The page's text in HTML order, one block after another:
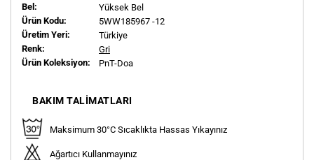
Bel:
Yüksek Bel
Ürün Kodu:
5WW185967 -12
Üretim Yeri:
Türkiye
Renk:
Gri
Ürün Koleksiyon:
PnT-Doa
BAKIM TALIMATLARI
Maksimum 30°C Sıcaklıkta Hassas Yıkayınız
Ağartıcı Kullanmayınız